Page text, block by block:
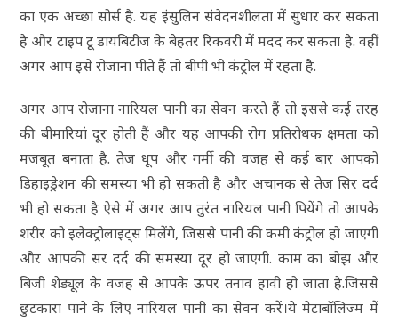
का एक अच्छा सोर्स है. यह इंसुलिन संवेदनशीलता में सुधार कर सकता
है और टाइप टू डायबिटीज के बेहतर रिकवरी में मदद कर सकता है. वहीं
अगर आप इसे रोजाना पीते हैं तो बीपी भी कंट्रोल में रहता है.
अगर आप रोजाना नारियल पानी का सेवन करते हैं तो इससे कई तरह
की बीमारियां दूर होती हैं और यह आपकी रोग प्रतिरोधक क्षमता को
मजबूत बनाता है. तेज धूप और गर्मी की वजह से कई बार आपको
डिहाइड्रेशन की समस्या भी हो सकती है और अचानक से तेज सिर दर्द
भी हो सकता है ऐसे में अगर आप तुरंत नारियल पानी पियेंगे तो आपके
शरीर को इलेक्ट्रोलाइट्स मिलेंगे, जिससे पानी की कमी कंट्रोल हो जाएगी
और आपकी सर दर्द की समस्या दूर हो जाएगी. काम का बोझ और
बिजी शेड्यूल के वजह से आपके ऊपर तनाव हावी हो जाता है.जिससे
छुटकारा पाने के लिए नारियल पानी का सेवन करें।ये मेटाबॉलिज्म में